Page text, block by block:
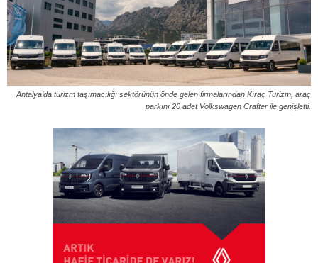
Antalya’da turizm taşımacılığı sektörünün önde gelen firmalarından Kıraç Turizm, araç
parkını 20 adet Volkswagen Crafter ile genişletti.